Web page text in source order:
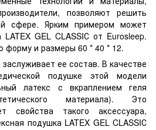
позволяют решить
сфере. Ярким примером может
GEL CLASSIС от Eurosleep.
форму и размеры 60 * 40 * 12.
ее состав. В качестве
подушке этой модели
латекс с вкраплением геля
материала). Это
свойства такого аксессуара,
подушка LATEX GEL CLASSIС